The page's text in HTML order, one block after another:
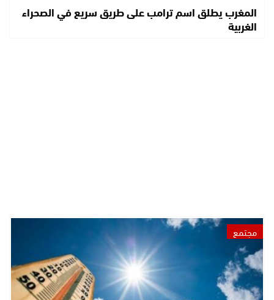
المغرب يطلق اسم ترامب على طريق سريع في الصحراء
الغربية
مجتمع